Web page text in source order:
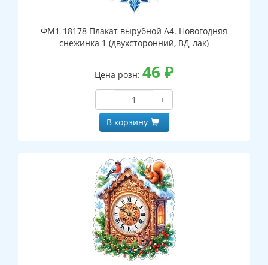
ФМ1-18178 Плакат вырубной А4. Новогодняя
снежинка 1 (двухсторонний, ВД-лак)
Цена розн: 46 ₽
−
+
В корзину